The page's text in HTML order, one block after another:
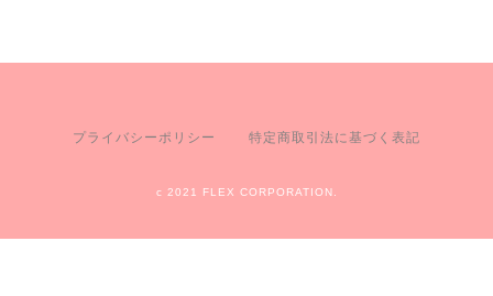
プライバシーポリシー 特定商取引法に基づく表記
c 2021 FLEX CORPORATION.